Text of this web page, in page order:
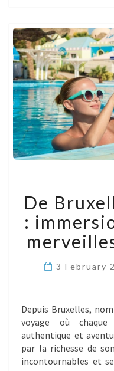
De
:
3 February
Depuis Bruxelles,
voyage où
authentique et
par la richesse de
incontournables et